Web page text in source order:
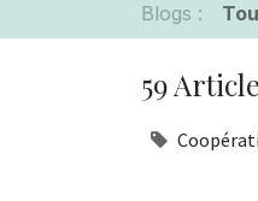
Blogs :
59